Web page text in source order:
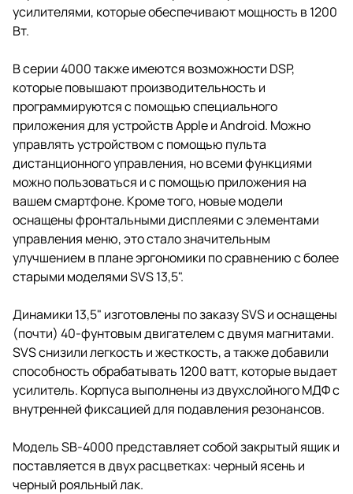
усилителями, которые обеспечивают мощность в 1200
Вт.
В серии 4000 также имеются возможности DSP,
которые повышают производительность и
программируются с помощью специального
приложения для устройств Apple и Android. Можно
управлять устройством с помощью пульта
дистанционного управления, но всеми функциями
можно пользоваться и с помощью приложения на
вашем смартфоне. Кроме того, новые модели
оснащены фронтальными дисплеями с элементами
управления меню, это стало значительным
улучшением в плане эргономики по сравнению с более
старыми моделями SVS 13,5".
Динамики 13,5" изготовлены по заказу SVS и оснащены
(почти) 40-фунтовым двигателем с двумя магнитами.
SVS снизили легкость и жесткость, а также добавили
способность обрабатывать 1200 ватт, которые выдает
усилитель. Корпуса выполнены из двухслойного МДФ с
внутренней фиксацией для подавления резонансов.
Модель SB-4000 представляет собой закрытый ящик и
поставляется в двух расцветках: черный ясень и
черный рояльный лак.